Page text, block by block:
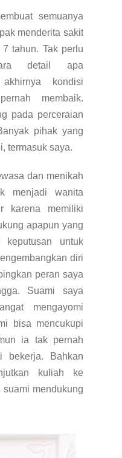
semuanya
menderita sakit
tahun. Tak perlu
detail apa
kondisi
membaik.
pada perceraian
pihak yang
termasuk saya.
dan menikah
menjadi wanita
karena memiliki
apapun yang
keputusan untuk
diri
peran saya
Suami saya
mengayomi
bisa mencukupi
ia tak pernah
bekerja. Bahkan
kuliah ke
mendukung